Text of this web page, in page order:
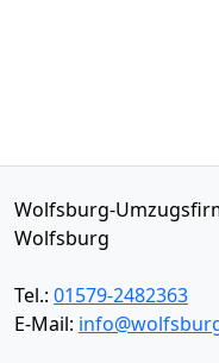
Wolfsburg-
Wolfsburg
Tel.: 01579-2482363
E-Mail: